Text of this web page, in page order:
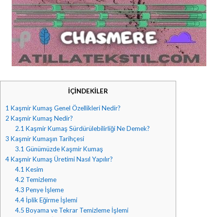
İÇİNDEKİLER
1 Kaşmir Kumaş Genel Özellikleri Nedir?
2 Kaşmir Kumaş Nedir?
2.1 Kaşmir Kumaş Sürdürülebilirliği Ne Demek?
3 Kaşmir Kumaşın Tarihçesi
3.1 Günümüzde Kaşmir Kumaş
4Kaşmir Kumaş Üretimi Nasıl Yapılır?
4.1 Kesim
4.2 Temizleme
4.3 Penye İşleme
4.4İplik Eğirme İşlemi
4.5 Boyama ve Tekrar Temizleme İşlemi